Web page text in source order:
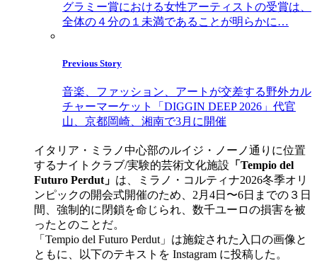
グラミー賞における女性アーティストの受賞は、
全体の４分の１未満であることが明らかに…
Previous Story
音楽、ファッション、アートが交差する野外カル
チャーマーケット「DIGGIN DEEP 2026」代官
山、京都岡崎、湘南で3月に開催
イタリア・ミラノ中心部のルイジ・ノーノ通りに位置
するナイトクラブ/実験的芸術文化施設 「Tempio del
Futuro Perdut」 は、ミラノ・コルティナ2026冬季オリ
ンピックの開会式開催のため、2月4日〜6日までの３日
間、強制的に閉鎖を命じられ、数千ユーロの損害を被
ったとのことだ。
「Tempio del Futuro Perdut」は施錠された入口の画像と
ともに、以下のテキストを Instagram に投稿した。